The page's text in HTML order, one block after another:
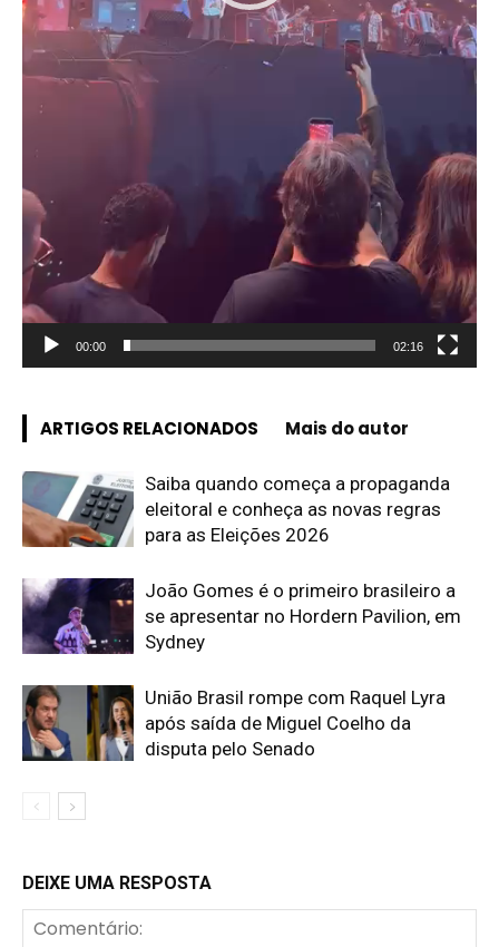
00:00 02:16
ARTIGOS RELACIONADOS Mais do autor
Saiba quando começa a propaganda
eleitoral e conheça as novas regras
para as Eleições 2026
João Gomes é o primeiro brasileiro a
se apresentar no Hordern Pavilion, em
Sydney
União Brasil rompe com Raquel Lyra
após saída de Miguel Coelho da
disputa pelo Senado
DEIXE UMA RESPOSTA